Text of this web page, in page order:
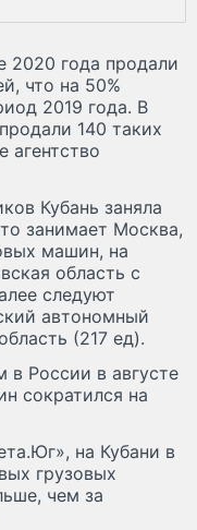
2020 года продали
что на 50%
2019 года. В
140 таких
агентство
Кубань заняла
занимает Москва,
машин, на
область с
следуют
автономный
(217 ед).
в России в августе
сократился на
на Кубани в
грузовых
чем за